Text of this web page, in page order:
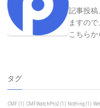
記事投稿
ますので
こちら
タグ
CMF (1) CMFWatchPro2 (1) Nothing (1)